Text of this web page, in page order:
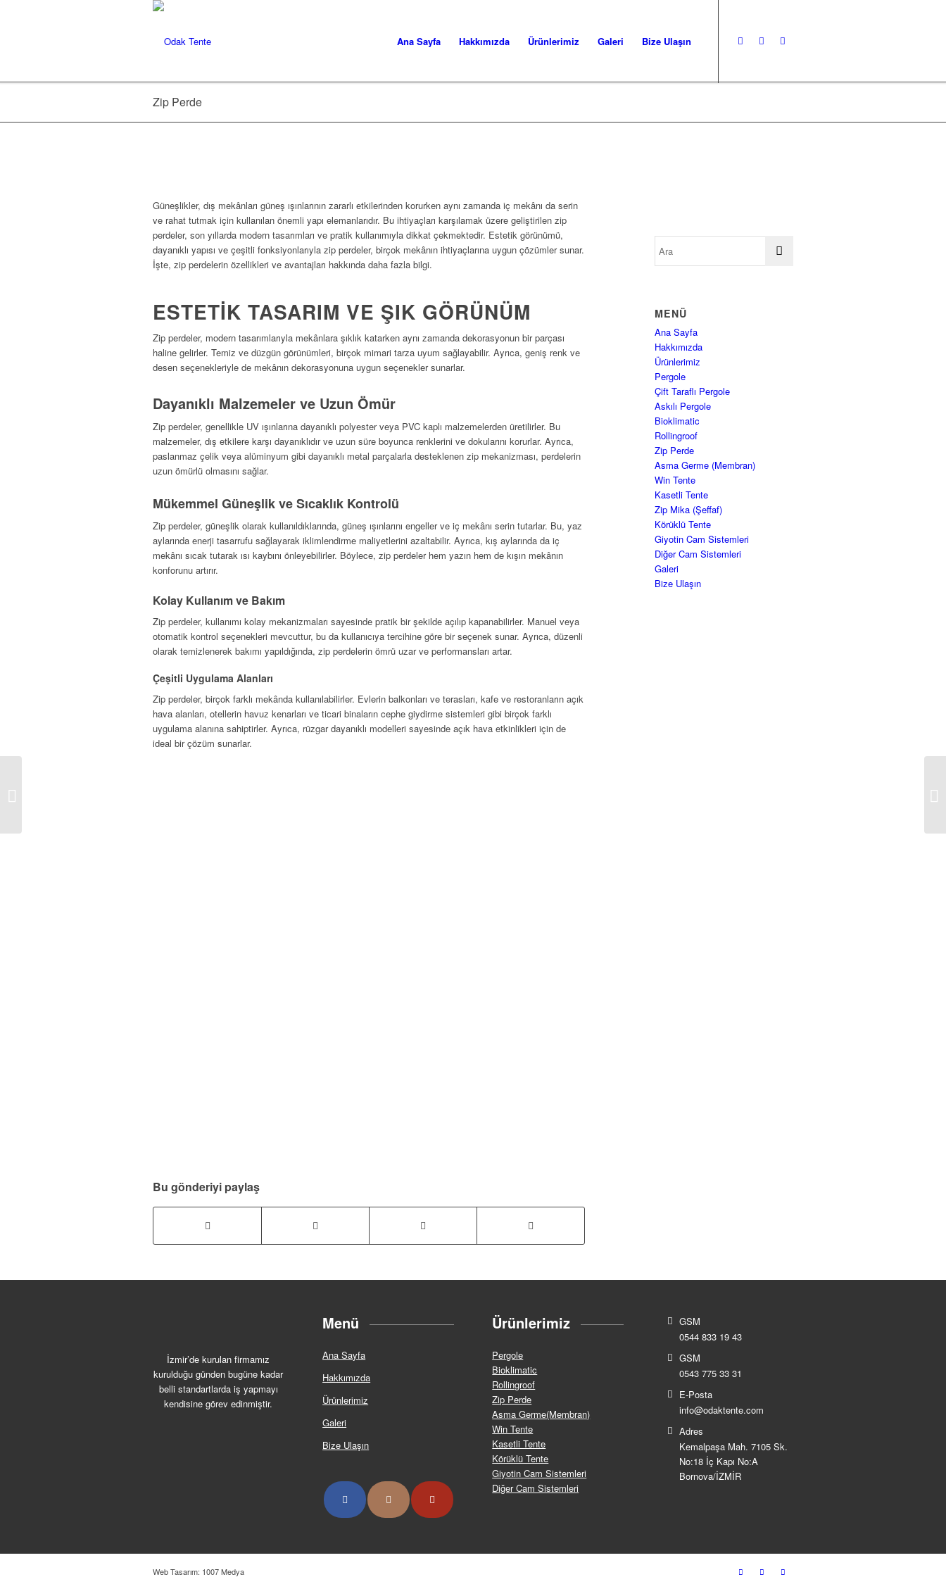
Ana Sayfa Hakkımızda Ürünlerimiz Galeri Bize Ulaşın
Zip Perde
Güneşlikler, dış mekânları güneş ışınlarının zararlı etkilerinden korurken aynı zamanda iç mekânı da serin
ve rahat tutmak için kullanılan önemli yapı elemanlarıdır. Bu ihtiyaçları karşılamak üzere geliştirilen zip
perdeler, son yıllarda modern tasarımları ve pratik kullanımıyla dikkat çekmektedir. Estetik görünümü,
dayanıklı yapısı ve çeşitli fonksiyonlarıyla zip perdeler, birçok mekânın ihtiyaçlarına uygun çözümler sunar.
İşte, zip perdelerin özellikleri ve avantajları hakkında daha fazla bilgi.
ESTETIK TASARIM VE ŞIK GÖRÜNÜM
Zip perdeler, modern tasarımlarıyla mekânlara şıklık katarken aynı zamanda dekorasyonun bir parçası
haline gelirler. Temiz ve düzgün görünümleri, birçok mimari tarza uyum sağlayabilir. Ayrıca, geniş renk ve
desen seçenekleriyle de mekânın dekorasyonuna uygun seçenekler sunarlar.
Dayanıklı Malzemeler ve Uzun Ömür
Zip perdeler, genellikle UV ışınlarına dayanıklı polyester veya PVC kaplı malzemelerden üretilirler. Bu
malzemeler, dış etkilere karşı dayanıklıdır ve uzun süre boyunca renklerini ve dokularını korurlar. Ayrıca,
paslanmaz çelik veya alüminyum gibi dayanıklı metal parçalarla desteklenen zip mekanizması, perdelerin
uzun ömürlü olmasını sağlar.
Mükemmel Güneşlik ve Sıcaklık Kontrolü
Zip perdeler, güneşlik olarak kullanıldıklarında, güneş ışınlarını engeller ve iç mekânı serin tutarlar. Bu, yaz
aylarında enerji tasarrufu sağlayarak iklimlendirme maliyetlerini azaltabilir. Ayrıca, kış aylarında da iç
mekânı sıcak tutarak ısı kaybını önleyebilirler. Böylece, zip perdeler hem yazın hem de kışın mekânın
konforunu artırır.
Kolay Kullanım ve Bakım
Zip perdeler, kullanımı kolay mekanizmaları sayesinde pratik bir şekilde açılıp kapanabilirler. Manuel veya
otomatik kontrol seçenekleri mevcuttur, bu da kullanıcıya tercihine göre bir seçenek sunar. Ayrıca, düzenli
olarak temizlenerek bakımı yapıldığında, zip perdelerin ömrü uzar ve performansları artar.
Çeşitli Uygulama Alanları
Zip perdeler, birçok farklı mekânda kullanılabilirler. Evlerin balkonları ve terasları, kafe ve restoranların açık
hava alanları, otellerin havuz kenarları ve ticari binaların cephe giydirme sistemleri gibi birçok farklı
uygulama alanına sahiptirler. Ayrıca, rüzgar dayanıklı modelleri sayesinde açık hava etkinlikleri için de
ideal bir çözüm sunarlar.
Bu gönderiyi paylaş
MENÜ
Ana Sayfa
Hakkımızda
Ürünlerimiz
Pergole
Çift Taraflı Pergole
Askılı Pergole
Bioklimatic
Rollingroof
Zip Perde
Asma Germe (Membran)
Win Tente
Kasetli Tente
Zip Mika (Şeffaf)
Körüklü Tente
Giyotin Cam Sistemleri
Diğer Cam Sistemleri
Galeri
Bize Ulaşın
İzmir’de kurulan firmamız
kurulduğu günden bugüne kadar
belli standartlarda iş yapmayı
kendisine görev edinmiştir.
Menü
Ana Sayfa
Hakkımızda
Ürünlerimiz
Galeri
Bize Ulaşın
Ürünlerimiz
Pergole
Bioklimatic
Rollingroof
Zip Perde
Asma Germe(Membran)
Win Tente
Kasetli Tente
Körüklü Tente
Giyotin Cam Sistemleri
Diğer Cam Sistemleri
GSM
0544 833 19 43
GSM
0543 775 33 31
E-Posta
info@odaktente.com
Adres
Kemalpaşa Mah. 7105 Sk.
No:18 İç Kapı No:A
Bornova/İZMİR
Web Tasarım: 1007 Medya